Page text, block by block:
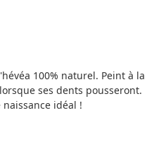
100% naturel. Peint à la
ses dents pousseront.
idéal !